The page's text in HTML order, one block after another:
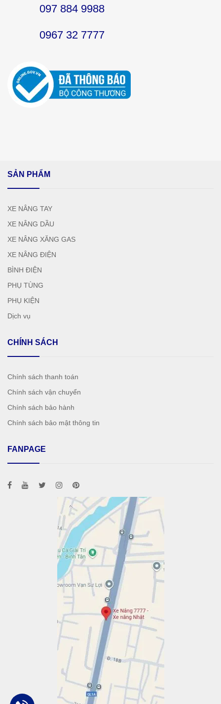
097 884 9988
0967 32 7777
SẢN PHẨM
XE NÂNG TAY
XE NÂNG DẦU
XE NÂNG XĂNG GAS
XE NÂNG ĐIỆN
BÌNH ĐIỆN
PHỤ TÙNG
PHỤ KIỆN
Dịch vụ
CHÍNH SÁCH
Chính sách thanh toán
Chính sách vận chuyển
Chính sách bảo hành
Chính sách bảo mật thông tin
FANPAGE